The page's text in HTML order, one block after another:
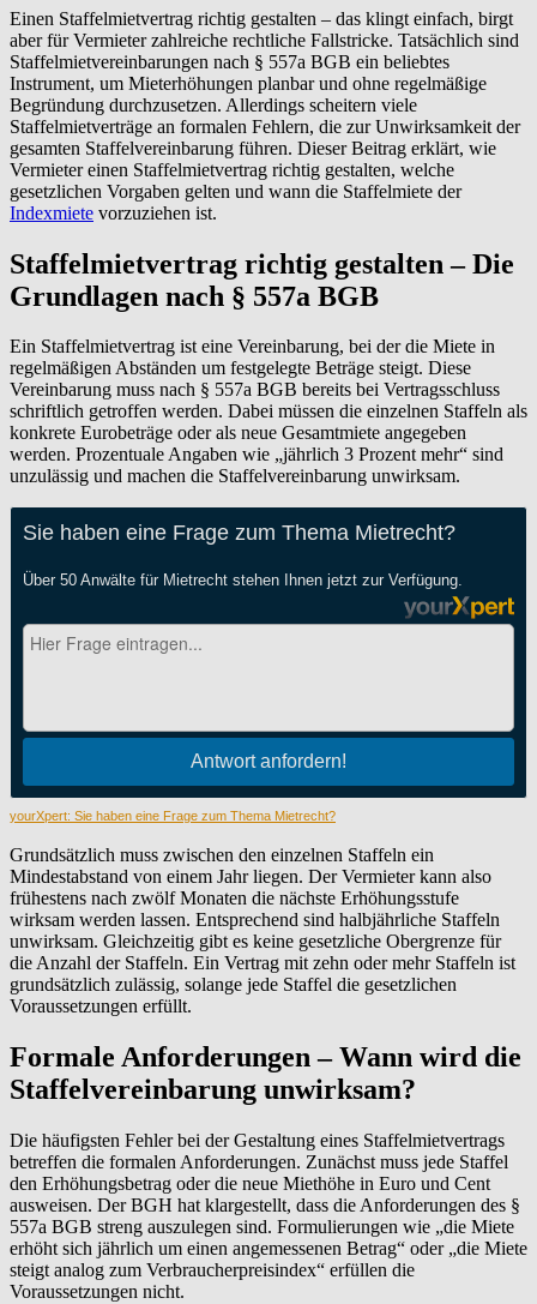
Einen Staffelmietvertrag richtig gestalten – das klingt einfach, birgt
aber für Vermieter zahlreiche rechtliche Fallstricke. Tatsächlich sind
Staffelmietvereinbarungen nach § 557a BGB ein beliebtes
Instrument, um Mieterhöhungen planbar und ohne regelmäßige
Begründung durchzusetzen. Allerdings scheitern viele
Staffelmietverträge an formalen Fehlern, die zur Unwirksamkeit der
gesamten Staffelvereinbarung führen. Dieser Beitrag erklärt, wie
Vermieter einen Staffelmietvertrag richtig gestalten, welche
gesetzlichen Vorgaben gelten und wann die Staffelmiete der
Indexmiete vorzuziehen ist.
Staffelmietvertrag richtig gestalten – Die
Grundlagen nach § 557a BGB
Ein Staffelmietvertrag ist eine Vereinbarung, bei der die Miete in
regelmäßigen Abständen um festgelegte Beträge steigt. Diese
Vereinbarung muss nach § 557a BGB bereits bei Vertragsschluss
schriftlich getroffen werden. Dabei müssen die einzelnen Staffeln als
konkrete Eurobeträge oder als neue Gesamtmiete angegeben
werden. Prozentuale Angaben wie „jährlich 3 Prozent mehr“ sind
unzulässig und machen die Staffelvereinbarung unwirksam.
yourXpert: Sie haben eine Frage zum Thema Mietrecht?
Grundsätzlich muss zwischen den einzelnen Staffeln ein
Mindestabstand von einem Jahr liegen. Der Vermieter kann also
frühestens nach zwölf Monaten die nächste Erhöhungsstufe
wirksam werden lassen. Entsprechend sind halbjährliche Staffeln
unwirksam. Gleichzeitig gibt es keine gesetzliche Obergrenze für
die Anzahl der Staffeln. Ein Vertrag mit zehn oder mehr Staffeln ist
grundsätzlich zulässig, solange jede Staffel die gesetzlichen
Voraussetzungen erfüllt.
Formale Anforderungen – Wann wird die
Staffelvereinbarung unwirksam?
Die häufigsten Fehler bei der Gestaltung eines Staffelmietvertrags
betreffen die formalen Anforderungen. Zunächst muss jede Staffel
den Erhöhungsbetrag oder die neue Miethöhe in Euro und Cent
ausweisen. Der BGH hat klargestellt, dass die Anforderungen des §
557a BGB streng auszulegen sind. Formulierungen wie „die Miete
erhöht sich jährlich um einen angemessenen Betrag“ oder „die Miete
steigt analog zum Verbraucherpreisindex“ erfüllen die
Voraussetzungen nicht.